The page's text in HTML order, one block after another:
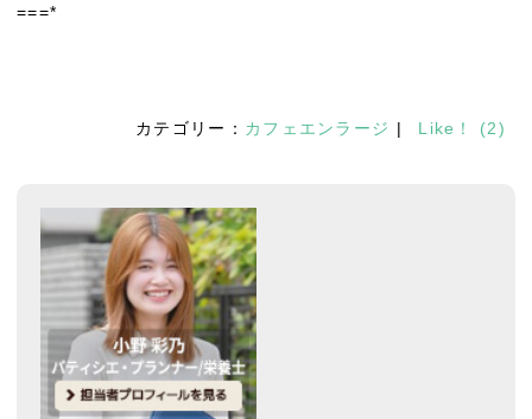
===*
カテゴリー： カフェエンラージ | Like！ (2)